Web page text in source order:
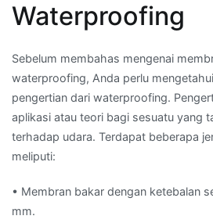
Waterproofing
Sebelum membahas mengenai
waterproofing, Anda perlu
pengertian dari waterproofing.
aplikasi atau teori bagi sesuatu yang
terhadap udara. Terdapat beberapa
meliputi:
• Membran bakar dengan ketebalan
mm.